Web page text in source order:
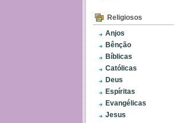
Religiosos
Anjos
Bênção
Bíblicas
Católicas
Deus
Espíritas
Evangélicas
Jesus